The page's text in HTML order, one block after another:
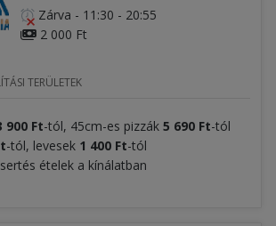
Zárva - 11:30 - 20:55
2 000 Ft
TERÜLETEK
900 Ft-tól, 45cm-es pizzák 5 690 Ft-tól
-tól, levesek 1 400 Ft-tól
ételek a kínálatban